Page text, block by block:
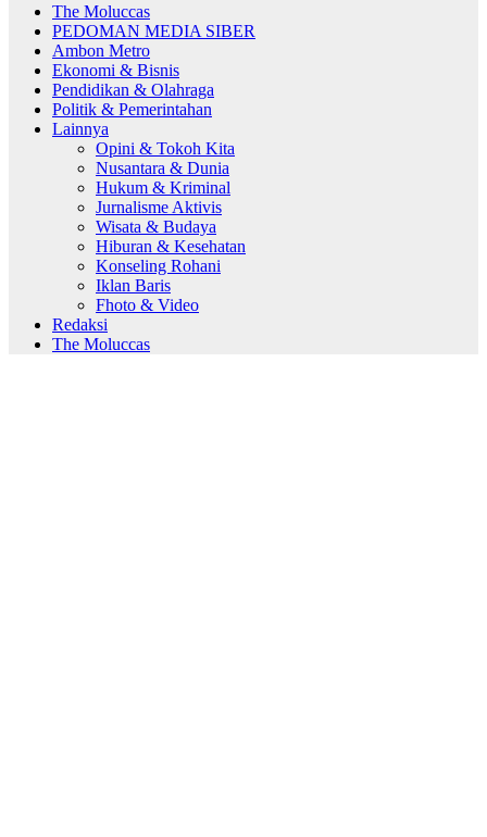
The Moluccas
PEDOMAN MEDIA SIBER
Ambon Metro
Ekonomi & Bisnis
Pendidikan & Olahraga
Politik & Pemerintahan
Lainnya
Opini & Tokoh Kita
Nusantara & Dunia
Hukum & Kriminal
Jurnalisme Aktivis
Wisata & Budaya
Hiburan & Kesehatan
Konseling Rohani
Iklan Baris
Fhoto & Video
Redaksi
The Moluccas